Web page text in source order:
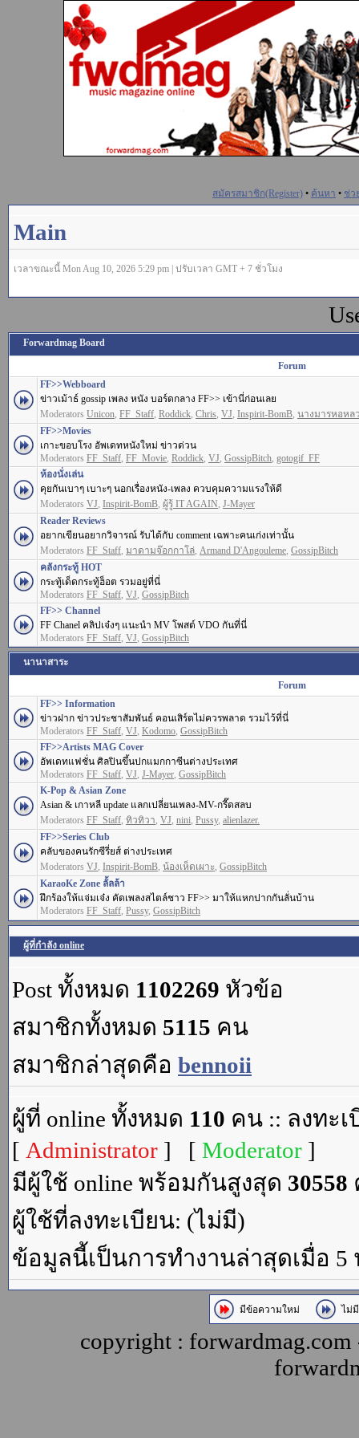
สมัครสมาชิก(Register) • ค้นหา • ช่ว
Main
เวลาขณะนี้ Mon Aug 10, 2026 5:29 pm | ปรับเวลา GMT + 7 ชั่วโมง
Forwardmag Board
Forum
FF>>Webboard
ข่าวเม้าธ์ gossip เพลง หนัง บอร์ดกลาง FF>> เข้านี่ก่อนเลย
Moderators Unicon, FF_Staff, Roddick, Chris, VJ, Inspirit-BomB, นางมารหอหล
FF>>Movies
เกาะขอบโรง อัพเดทหนังใหม่ ข่าวด่วน
Moderators FF_Staff, FF_Movie, Roddick, VJ, GossipBitch, gotogif_FF
ห้องนั่งเล่น
คุยกันเบาๆ เบาะๆ นอกเรื่องหนัง-เพลง ควบคุมความแรงให้ดี
Moderators VJ, Inspirit-BomB, ผู้รู้ IT AGAIN, J-Mayer
Reader Reviews
อยากเขียนอยากวิจารณ์ รับได้กับ comment เฉพาะคนเก่งเท่านั้น
Moderators FF_Staff, มาดามจ๊อกกาโล่, Armand D'Angouleme, GossipBitch
คลังกระทู้ HOT
กระทู้เด็ดกระทู้ฮ็อต รวมอยู่ที่นี่
Moderators FF_Staff, VJ, GossipBitch
FF>> Channel
FF Chanel คลิปเจ๋งๆ แนะนำ MV โพสต์ VDO กันที่นี่
Moderators FF_Staff, VJ, GossipBitch
นานาสาระ
Forum
FF>> Information
ข่าวฝาก ข่าวประชาสัมพันธ์ คอนเสิร์ตไม่ควรพลาด รวมไว้ที่นี่
Moderators FF_Staff, VJ, Kodomo, GossipBitch
FF>>Artists MAG Cover
อัพเดทแฟชั่น ศิลปินขึ้นปกแมกกาซีนต่างประเทศ
Moderators FF_Staff, VJ, J-Mayer, GossipBitch
K-Pop & Asian Zone
Asian & เกาหลี update แลกเปลี่ยนเพลง-MV-กรี๊ดสลบ
Moderators FF_Staff, ทิวทิวา, VJ, nini, Pussy, alienlazer.
FF>>Series Club
คลับของคนรักซีรี่ยส์ ต่างประเทศ
Moderators VJ, Inspirit-BomB, น้องเห็ดเผาะ, GossipBitch
KaraoKe Zone ลั้ลล้า
ฝึกร้องให้แจ่มเจ๋ง คัดเพลงสไตล์ชาว FF>> มาให้แหกปากกันลั่นบ้าน
Moderators FF_Staff, Pussy, GossipBitch
ผู้ที่กำลัง online
Post ทั้งหมด 1102269 หัวข้อ
สมาชิกทั้งหมด 5115 คน
สมาชิกล่าสุดคือ bennoii
ผู้ที่ online ทั้งหมด 110 คน :: ลงทะ
[ Administrator ] [ Moderator ]
มีผู้ใช้ online พร้อมกันสูงสุด 30558
ผู้ใช้ที่ลงทะเบียน: (ไม่มี)
ข้อมูลนี้เป็นการทำงานล่าสุดเมื่อ 5
มีข้อความใหม่ ไม่
copyright :